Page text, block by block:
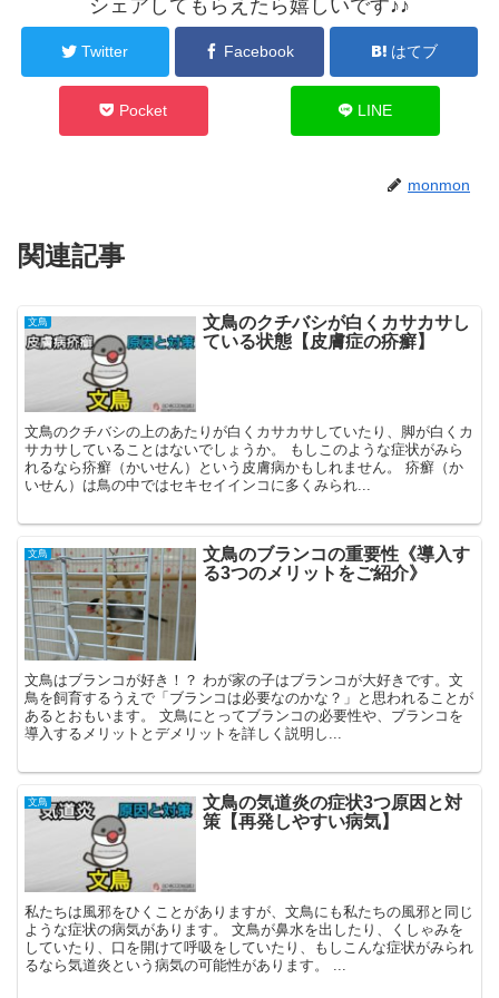
シェアしてもらえたら嬉しいです♪♪
Twitter Facebook はてブ
Pocket LINE
monmon
関連記事
文鳥
文鳥のクチバシが白くカサカサし
ている状態【皮膚症の疥癬】
文鳥のクチバシの上のあたりが白くカサカサしていたり、脚が白くカ
サカサしていることはないでしょうか。 もしこのような症状がみら
れるなら疥癬（かいせん）という皮膚病かもしれません。 疥癬（か
いせん）は鳥の中ではセキセイインコに多くみられ...
文鳥
文鳥のブランコの重要性《導入す
る3つのメリットをご紹介》
文鳥はブランコが好き！？ わが家の子はブランコが大好きです。文
鳥を飼育するうえで「ブランコは必要なのかな？」と思われることが
あるとおもいます。 文鳥にとってブランコの必要性や、ブランコを
導入するメリットとデメリットを詳しく説明し...
文鳥
文鳥の気道炎の症状3つ原因と対
策【再発しやすい病気】
私たちは風邪をひくことがありますが、文鳥にも私たちの風邪と同じ
ような症状の病気があります。 文鳥が鼻水を出したり、くしゃみを
していたり、口を開けて呼吸をしていたり、もしこんな症状がみられ
るなら気道炎という病気の可能性があります。 ...